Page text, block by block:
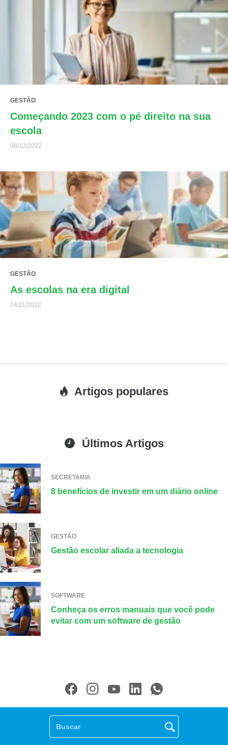
GESTÃO
Começando 2023 com o pé direito na sua
escola
08/12/2022
GESTÃO
As escolas na era digital
24/11/2022
Artigos populares
Últimos Artigos
SECRETARIA
8 benefícios de investir em um diário online
GESTÃO
Gestão escolar aliada a tecnologia
SOFTWARE
Conheça os erros manuais que você pode
evitar com um software de gestão